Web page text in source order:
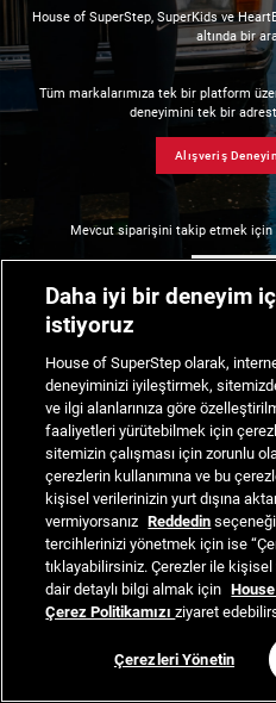
House of SuperStep, SuperKids ve
altında bir
Tüm markalarımıza tek bir platform
deneyimini tek bir
Alışveriş
Mevcut siparişini takip etmek için
Daha iyi bir deneyim
istiyoruz
House of SuperStep olarak,
deneyiminizi iyileştirmek,
ve ilgi alanlarınıza göre
faaliyetleri yürütebilmek için
sitemizin çalışması için zorunlu
çerezlerin kullanımına ve bu
kişisel verilerinizin yurt dışına
vermiyorsanız Reddedin
tercihlerinizi yönetmek için ise
tıklayabilirsiniz. Çerezler ile
dair detaylı bilgi almak için
Çerez Politikamızıziyaret
Çerezleri Yönetin